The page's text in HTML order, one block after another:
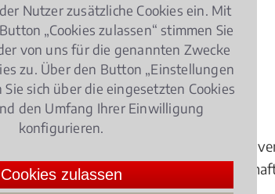
eines Unternehmens vor?
auf dasInsolvenzrechtzu beachten?
Berater in allen Fragen zum
Arbeitsrechts und
Nutzer zusätzliche Cookies ein. Mit
„Cookies zulassen“ stimmen Sie
von uns für die genannten Zwecke
zu. Über den Button „Einstellungen
sich über die eingesetzten Cookies
den Umfang Ihrer Einwilligung
konfigurieren.
Cookies zulassen